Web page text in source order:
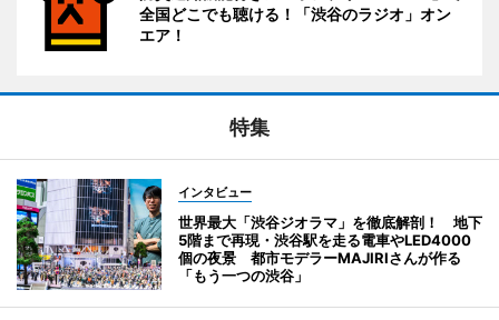
全国どこでも聴ける！「渋谷のラジオ」オン
エア！
特集
インタビュー
世界最大「渋谷ジオラマ」を徹底解剖！ 地下
5階まで再現・渋谷駅を走る電車やLED4000
個の夜景 都市モデラーMAJIRIさんが作る
「もう一つの渋谷」